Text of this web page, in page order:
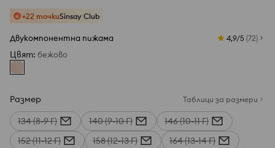
+22 точкиSinsay Club
Двукомпонентна пижама 4,9/5 (72)
Цвят: бежово
Размер Таблици за размери
134 (8-9 Г) 140 (9-10 Г)
146 (10-11 Г)
152 (11-12 Г)
158 (12-13 Г) 164 (13-14 Г)